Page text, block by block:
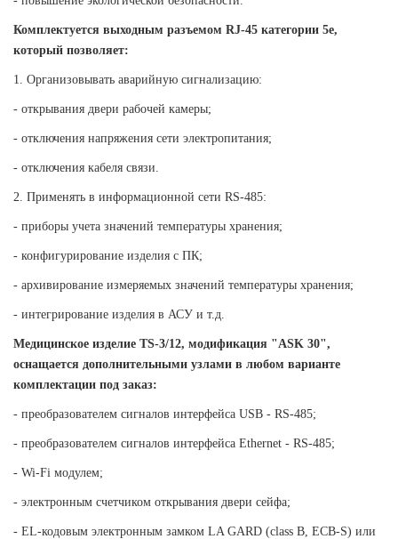
Комплектуется выходным разъемом RJ-45 категории 5е,
который позволяет:
1. Организовывать аварийную сигнализацию:
- открывания двери рабочей камеры;
- отключения напряжения сети электропитания;
- отключения кабеля связи.
2. Применять в информационной сети RS-485:
- приборы учета значений температуры хранения;
- конфигурирование изделия с ПК;
- архивирование измеряемых значений температуры хранения;
- интегрирование изделия в АСУ и т.д.
Медицинское изделие TS-3/12, модификация "ASK 30",
оснащается дополнительными узлами в любом варианте
комплектации под заказ:
- преобразователем сигналов интерфейса USB - RS-485;
- преобразователем сигналов интерфейса Ethernet - RS-485;
- Wi-Fi модулем;
- электронным счетчиком открывания двери сейфа;
- EL-кодовым электронным замком LA GARD (class B, ECB-S) или